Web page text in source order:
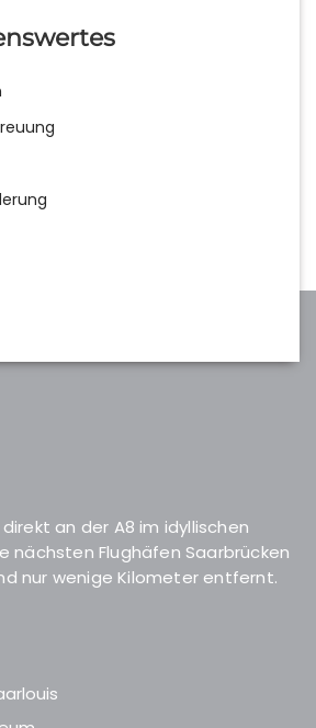
an der A8 im idyllischen
nächsten Flughäfen Saarbrücken
nur wenige Kilometer entfernt.